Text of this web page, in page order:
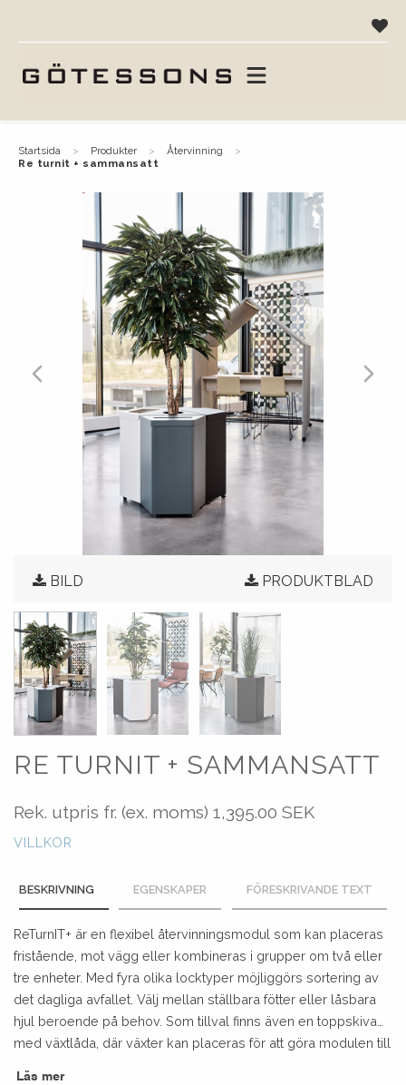
startsida produkter
återvinning
re turnit + sammansatt
BILD PRODUKTBLAD
RE TURNIT + SAMMANSATT
Rek. utpris fr. (ex. moms) 1,395.00 SEK
VILLKOR
BESKRIVNING EGENSKAPER FÖRESKRIVANDE TEXT
ReTurnIT+ är en flexibel återvinningsmodul som kan placeras
fristående, mot vägg eller kombineras i grupper om två eller
tre enheter. Med fyra olika locktyper möjliggörs sortering av
det dagliga avfallet. Välj mellan ställbara fötter eller låsbara
hjul beroende på behov. Som tillval finns även en toppskiva
med växtlåda, där växter kan placeras för att göra modulen till
Läs mer